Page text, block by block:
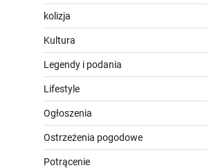
kolizja
Kultura
Legendy i podania
Lifestyle
Ogłoszenia
Ostrzeżenia pogodowe
Potrącenie